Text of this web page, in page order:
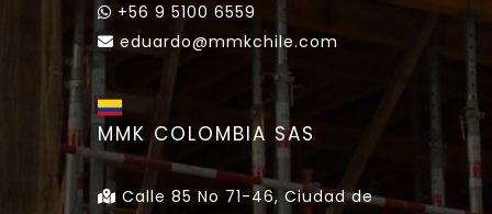
+56 9 5100 6559
eduardo@mmkchile.com
MMK COLOMBIA SAS
Calle 85 No 71-46, Ciudad de